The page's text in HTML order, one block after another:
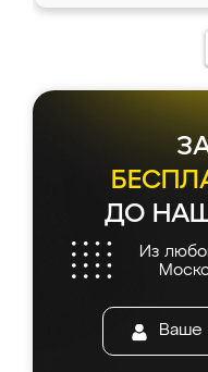
ДО
Из